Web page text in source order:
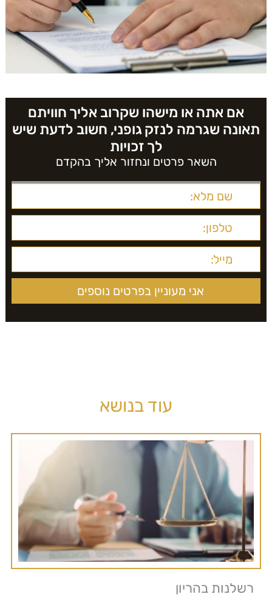
אם אתה או מישהו שקרוב אליך חוויתם
תאונה שגרמה לנזק גופני, חשוב לדעת שיש
לך זכויות
השאר פרטים ונחזור אליך בהקדם
עוד בנושא
רשלנות בהריון